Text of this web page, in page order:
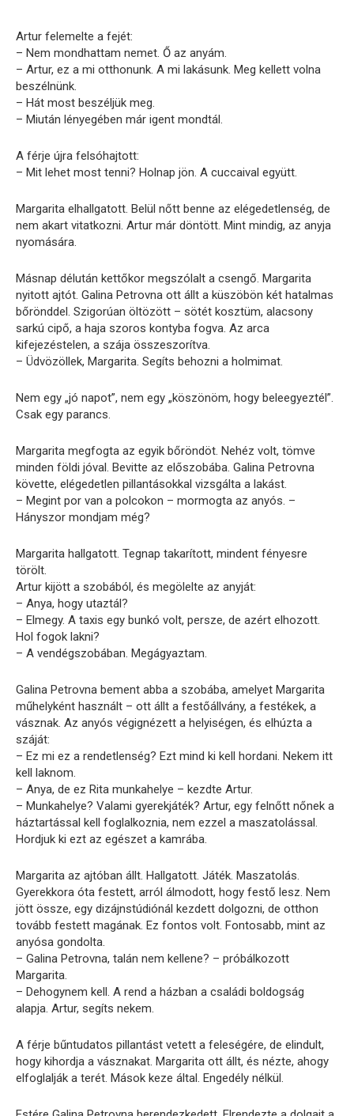
Artur felemelte a fejét:
– Nem mondhattam nemet. Ő az anyám.
– Artur, ez a mi otthonunk. A mi lakásunk. Meg kellett volna
beszélnünk.
– Hát most beszéljük meg.
– Miután lényegében már igent mondtál.
A férje újra felsóhajtott:
– Mit lehet most tenni? Holnap jön. A cuccaival együtt.
Margarita elhallgatott. Belül nőtt benne az elégedetlenség, de
nem akart vitatkozni. Artur már döntött. Mint mindig, az anyja
nyomására.
Másnap délután kettőkor megszólalt a csengő. Margarita
nyitott ajtót. Galina Petrovna ott állt a küszöbön két hatalmas
bőrönddel. Szigorúan öltözött – sötét kosztüm, alacsony
sarkú cipő, a haja szoros kontyba fogva. Az arca
kifejezéstelen, a szája összeszorítva.
– Üdvözöllek, Margarita. Segíts behozni a holmimat.
Nem egy „jó napot”, nem egy „köszönöm, hogy beleegyeztél”.
Csak egy parancs.
Margarita megfogta az egyik bőröndöt. Nehéz volt, tömve
minden földi jóval. Bevitte az előszobába. Galina Petrovna
követte, elégedetlen pillantásokkal vizsgálta a lakást.
– Megint por van a polcokon – mormogta az anyós. –
Hányszor mondjam még?
Margarita hallgatott. Tegnap takarított, mindent fényesre
törölt.
Artur kijött a szobából, és megölelte az anyját:
– Anya, hogy utaztál?
– Elmegy. A taxis egy bunkó volt, persze, de azért elhozott.
Hol fogok lakni?
– A vendégszobában. Megágyaztam.
Galina Petrovna bement abba a szobába, amelyet Margarita
műhelyként használt – ott állt a festőállvány, a festékek, a
vásznak. Az anyós végignézett a helyiségen, és elhúzta a
száját:
– Ez mi ez a rendetlenség? Ezt mind ki kell hordani. Nekem itt
kell laknom.
– Anya, de ez Rita munkahelye – kezdte Artur.
– Munkahelye? Valami gyerekjáték? Artur, egy felnőtt nőnek a
háztartással kell foglalkoznia, nem ezzel a maszatolással.
Hordjuk ki ezt az egészet a kamrába.
Margarita az ajtóban állt. Hallgatott. Játék. Maszatolás.
Gyerekkora óta festett, arról álmodott, hogy festő lesz. Nem
jött össze, egy dizájnstúdiónál kezdett dolgozni, de otthon
tovább festett magának. Ez fontos volt. Fontosabb, mint az
anyósa gondolta.
– Galina Petrovna, talán nem kellene? – próbálkozott
Margarita.
– Dehogynem kell. A rend a házban a családi boldogság
alapja. Artur, segíts nekem.
A férje bűntudatos pillantást vetett a feleségére, de elindult,
hogy kihordja a vásznakat. Margarita ott állt, és nézte, ahogy
elfoglalják a terét. Mások keze által. Engedély nélkül.